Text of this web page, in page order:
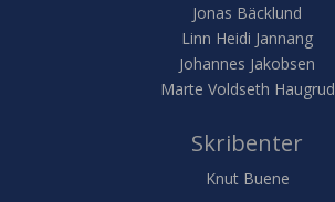
Jonas Bäcklund
Linn Heidi Jannang
Johannes Jakobsen
Marte Voldseth Haugrud
Skribenter
Knut Buene